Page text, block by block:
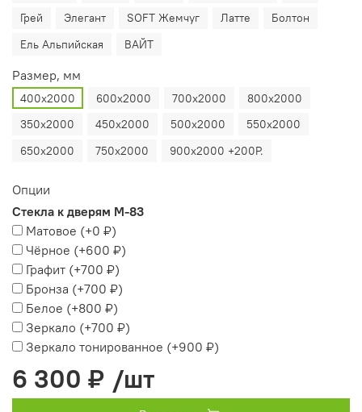
Грей
Элегант SOFT Жемчуг Латте
Болтон
Ель Альпийская
ВАЙТ
Размер, мм
400х2000 600х2000 700х2000
800х2000
350х2000
450х2000 500х2000
550х2000
650х2000
750х2000 900х2000 +200Р.
Опции
Стекла к дверям М-83
Матовое (+0 ₽)
Чёрное (+600 ₽)
Графит (+700 ₽)
Бронза (+700 ₽)
Белое (+800 ₽)
Зеркало (+700 ₽)
Зеркало тонированное (+900 ₽)
6 300 ₽ /шт